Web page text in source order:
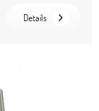
Details